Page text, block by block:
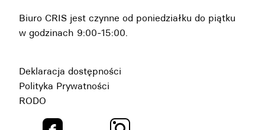
Biuro CRIS jest czynne od poniedziałku do piątku
w godzinach 9:00-15:00.
Deklaracja dostępności
Polityka Prywatności
RODO